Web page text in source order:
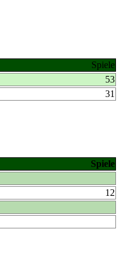
Spiele
53
31
Spiele
12